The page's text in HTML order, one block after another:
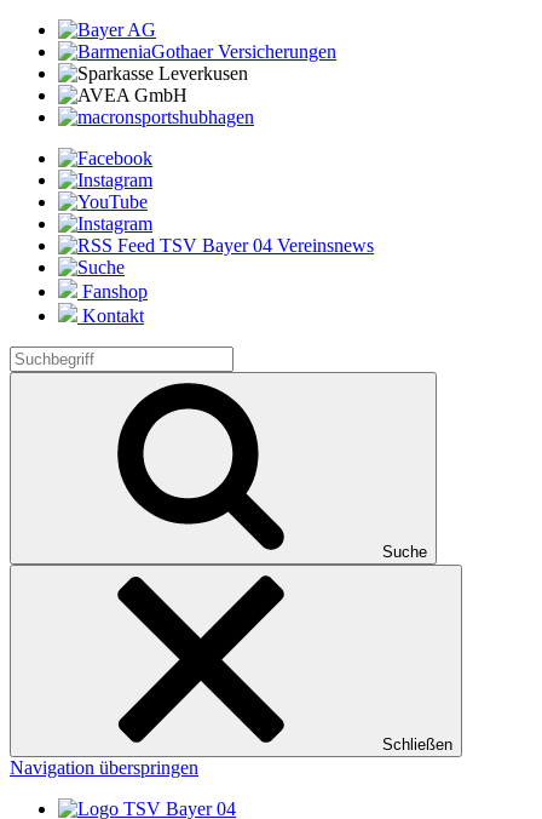
Fanshop
Kontakt
Suche
Schließen
Navigation überspringen